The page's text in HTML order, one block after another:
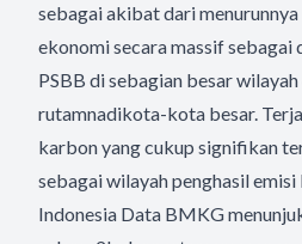
sebagai akibat dari
ekonomi secara massif sebagai
PSBB di sebagian besar
rutamnadikota-kota besar.
karbon yang cukup signifikan
sebagai wilayah penghasil
Indonesia Data BMKG